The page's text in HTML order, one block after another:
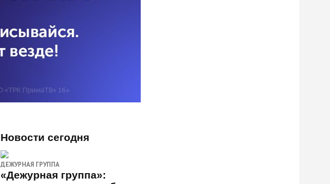
Новости сегодня
ДЕЖУРНАЯ ГРУППА
«Дежурная группа»: